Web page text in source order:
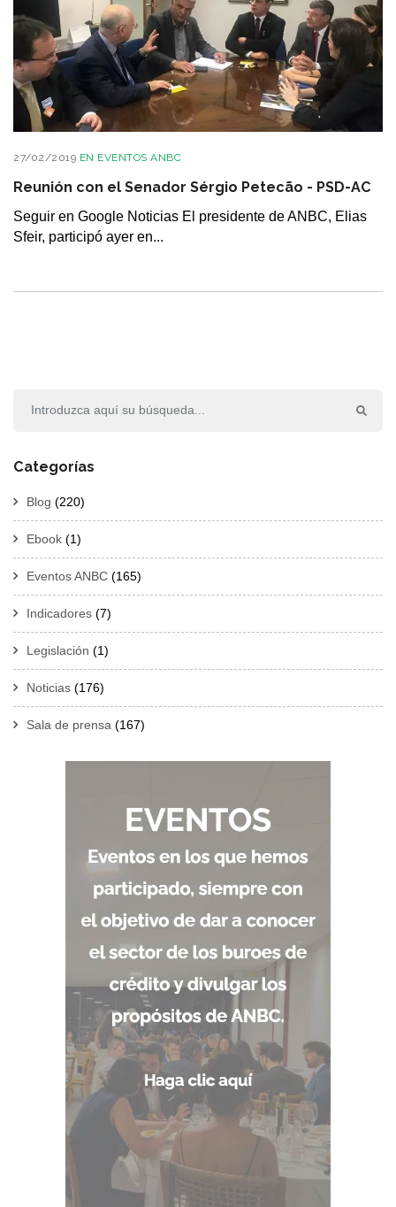
27/02/2019 EN EVENTOS ANBC
Reunión con el Senador Sérgio Petecão - PSD-AC
Seguir en Google Noticias El presidente de ANBC, Elias
Sfeir, participó ayer en...
Categorías
Blog (220)
Ebook (1)
Eventos ANBC (165)
Indicadores (7)
Legislación (1)
Noticias (176)
Sala de prensa (167)